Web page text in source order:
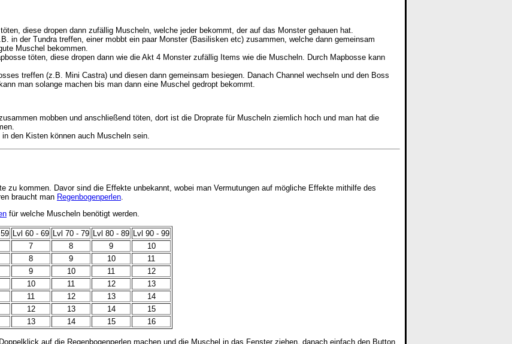
diese dropen dann zufällig Muscheln, welche jeder bekommt, der auf das Monster gehauen hat.
in der Tundra treffen, einer mobbt ein paar Monster (Basilisken etc) zusammen, welche dann gemeinsam
Muschel bekommen.
töten, diese dropen dann wie die Akt 4 Monster zufällig Items wie die Muscheln. Durch Mapbosse kann
treffen (z.B. Mini Castra) und diesen dann gemeinsam besiegen. Danach Channel wechseln und den Boss
man solange machen bis man dann eine Muschel gedropt bekommt.
mobben und anschließend töten, dort ist die Droprate für Muscheln ziemlich hoch und man hat die
den Kisten können auch Muscheln sein.
zu kommen. Davor sind die Effekte unbekannt, wobei man Vermutungen auf mögliche Effekte mithilfe des
braucht man Regenbogenperlen
für welche Muscheln benötigt werden.
Lvl 60 - 69 Lvl 70 - 79 Lvl 80 - 89 Lvl 90 - 99
7 8 9
10
8 9 10
11
9 10 11
12
10 11 12
13
11 12 13
14
12 13 14
15
13 14 15 16
auf die Regenbogenperlen machen und die Muschel in das Fenster ziehen, danach einfach den Button